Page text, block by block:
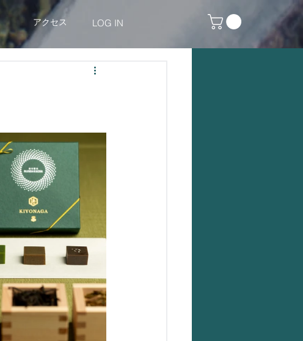
アクセス LOG IN